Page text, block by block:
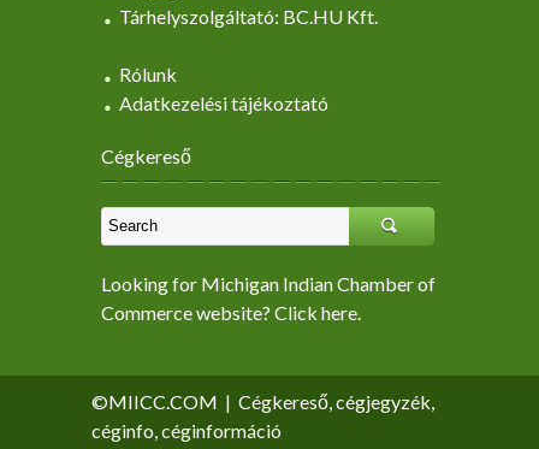
Tárhelyszolgáltató: BC.HU Kft.
Rólunk
Adatkezelési tájékoztató
Cégkereső
Looking for Michigan Indian Chamber of
Commerce website? Click here.
©MIICC.COM | Cégkereső, cégjegyzék,
céginfo, céginformáció